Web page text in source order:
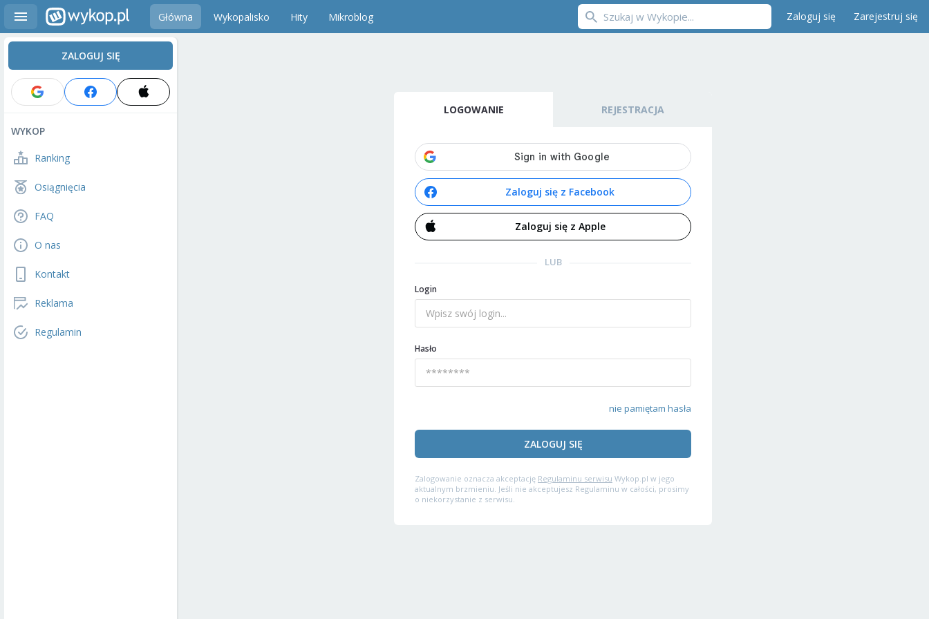
Główna Wykopalisko Hity Mikroblog Zaloguj się Zarejestruj się
ZALOGUJ SIĘ
WYKOP
Ranking
Osiągnięcia
FAQ
O nas
Kontakt
Reklama
Regulamin
LOGOWANIE REJESTRACJA
Zaloguj się z Facebook
Zaloguj się z Apple
LUB
Login
Hasło
nie pamiętam hasła
ZALOGUJ SIĘ
Zalogowanie oznacza akceptację Regulaminu serwisu Wykop.pl w jego
aktualnym brzmieniu. Jeśli nie akceptujesz Regulaminu w całości, prosimy
o niekorzystanie z serwisu.